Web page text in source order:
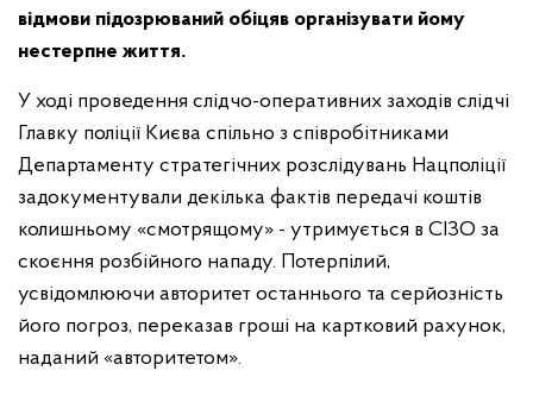
відмови підозрюваний обіцяв організувати йому
нестерпне життя.
У ході проведення слідчо-оперативних заходів слідчі
Главку поліції Києва спільно з співробітниками
Департаменту стратегічних розслідувань Нацполіції
задокументували декілька фактів передачі коштів
колишньому «смотрящому» - утримується в СІЗО за
скоєння розбійного нападу. Потерпілий,
усвідомлюючи авторитет останнього та серйозність
його погроз, переказав гроші на картковий рахунок,
наданий «авторитетом».